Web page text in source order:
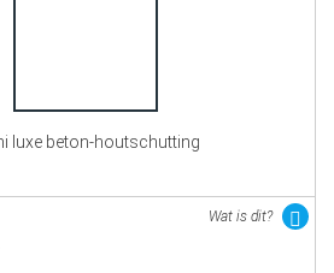
luxe beton-houtschutting
Wat is dit?